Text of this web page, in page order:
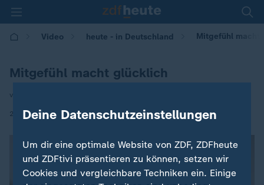
Video heute - in Deutschland Mitgefühl macht
Mitgefühl macht glücklich
von Petra Otto
23.12.2025 | 14:00
Deine Datenschutzeinstellungen
Um dir eine optimale Website von ZDF, ZDFheute
und ZDFtivi präsentieren zu können, setzen wir
Cookies und vergleichbare Techniken ein. Einige